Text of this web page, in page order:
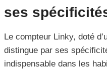
ses
Le compteur Linky, doté
distingue par ses
indispensable dans les